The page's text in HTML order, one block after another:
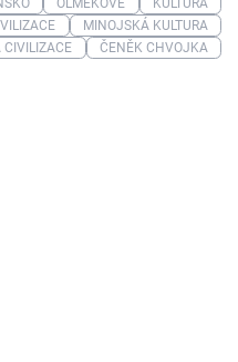
OLMÉKOVÉ
KULTURA
MINOJSKÁ KULTURA
CIVILIZACE
ČENĚK CHVOJKA